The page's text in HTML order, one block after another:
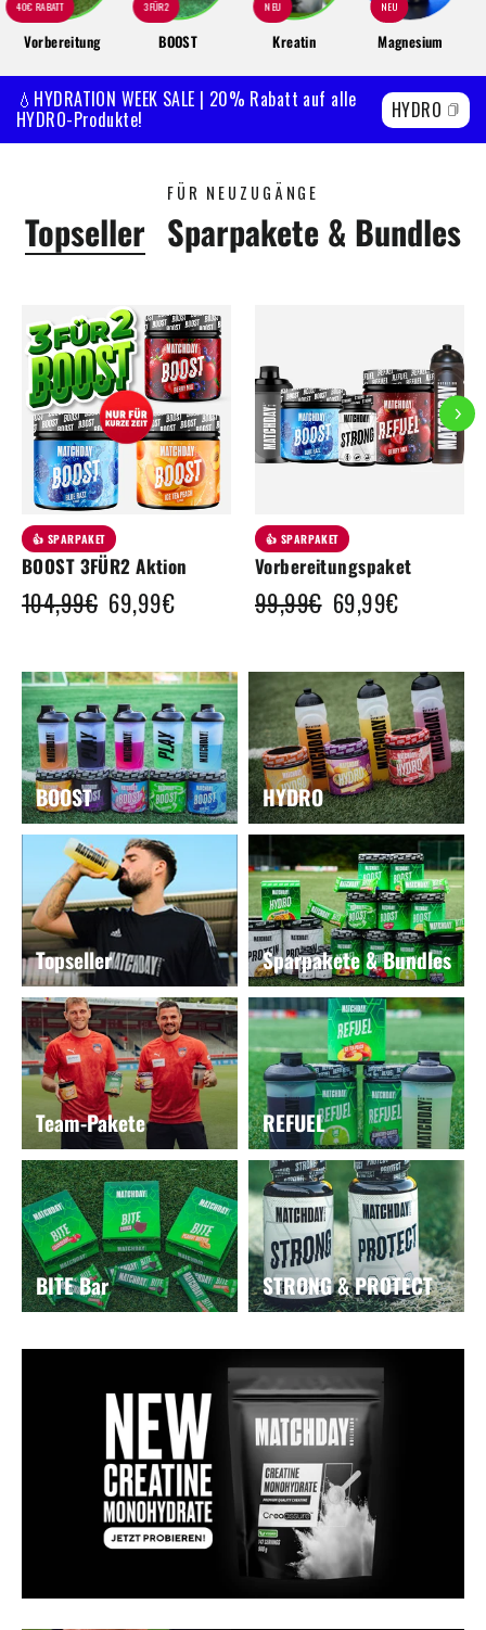
40€ RABATT
Vorbereitung
3FÜR2
BOOST
NEU
Kreatin
NEU
Magnesium
💧HYDRATION WEEK SALE | 20% Rabatt auf alle
HYDRO-Produkte! HYDRO
FÜR NEUZUGÄNGE
Topseller Sparpakete & Bundles
👍 SPARPAKET
BOOST 3FÜR2 Aktion
Normaler
104,99€ Sonderpreis
69,99€
👍 SPARPAKET
Vorbereitungspaket
Normaler
99,99€ Sonderpreis
69,99€
BOOST HYDRO
Topseller Sparpakete & Bundles
Team-Pakete REFUEL
BITE Bar STRONG & PROTECT